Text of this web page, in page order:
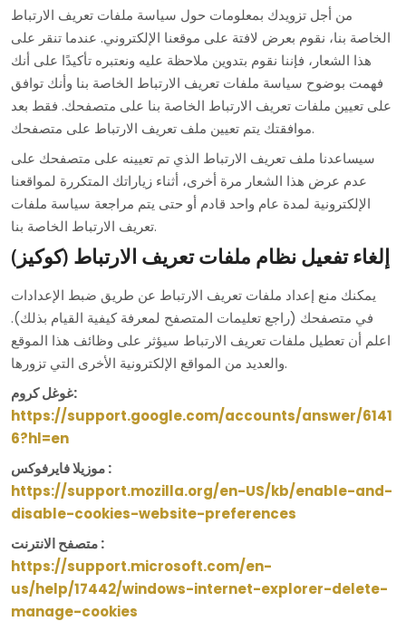
من أجل تزويدك بمعلومات حول سياسة ملفات تعريف الارتباط
الخاصة بنا، نقوم بعرض لافتة على موقعنا الإلكتروني. عندما تنقر على
هذا الشعار، فإننا نقوم بتدوين ملاحظة عليه ونعتبره تأكيدًا على أنك
فهمت بوضوح سياسة ملفات تعريف الارتباط الخاصة بنا وأنك توافق
على تعيين ملفات تعريف الارتباط الخاصة بنا على متصفحك. فقط بعد
موافقتك يتم تعيين ملف تعريف الارتباط على متصفحك.
سيساعدنا ملف تعريف الارتباط الذي تم تعيينه على متصفحك على
عدم عرض هذا الشعار مرة أخرى، أثناء زياراتك المتكررة لمواقعنا
الإلكترونية لمدة عام واحد قادم أو حتى يتم مراجعة سياسة ملفات
تعريف الارتباط الخاصة بنا.
إلغاء تفعيل نظام ملفات تعريف الارتباط (كوكيز)
يمكنك منع إعداد ملفات تعريف الارتباط عن طريق ضبط الإعدادات
في متصفحك (راجع تعليمات المتصفح لمعرفة كيفية القيام بذلك).
اعلم أن تعطيل ملفات تعريف الارتباط سيؤثر على وظائف هذا الموقع
والعديد من المواقع الإلكترونية الأخرى التي تزورها.
غوغل كروم:
https://support.google.com/accounts/answer/6141
6?hl=en
موزيلا فايرفوكس :
https://support.mozilla.org/en-US/kb/enable-and-
disable-cookies-website-preferences
متصفح الانترنت :
https://support.microsoft.com/en-
us/help/17442/windows-internet-explorer-delete-
manage-cookies